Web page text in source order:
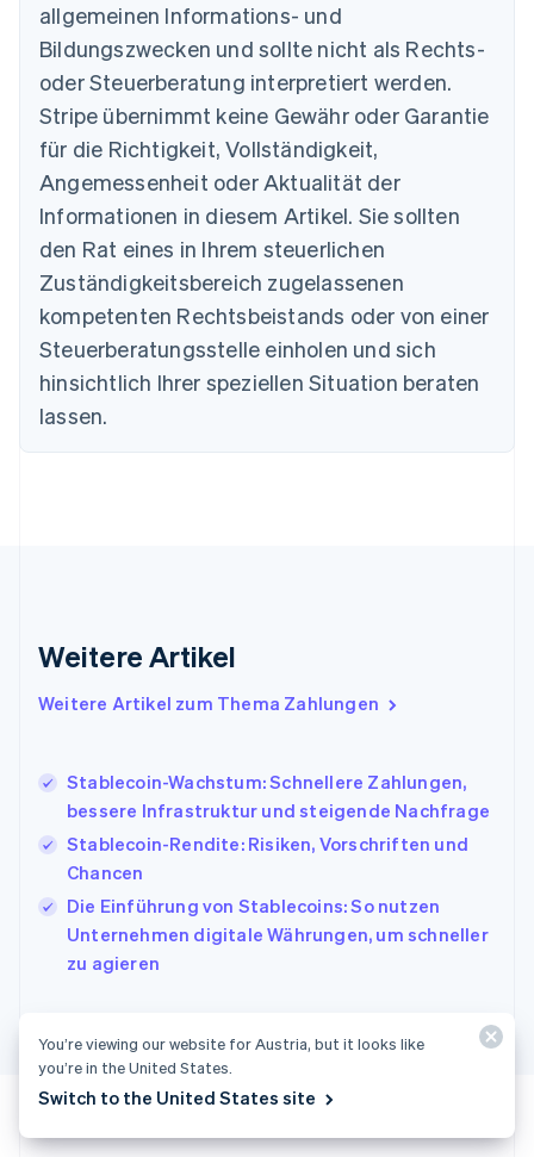
allgemeinen Informations- und
Bildungszwecken und sollte nicht als Rechts-
oder Steuerberatung interpretiert werden.
Stripe übernimmt keine Gewähr oder Garantie
für die Richtigkeit, Vollständigkeit,
Angemessenheit oder Aktualität der
Informationen in diesem Artikel. Sie sollten
den Rat eines in Ihrem steuerlichen
Zuständigkeitsbereich zugelassenen
kompetenten Rechtsbeistands oder von einer
Steuerberatungsstelle einholen und sich
hinsichtlich Ihrer speziellen Situation beraten
lassen.
Weitere Artikel
Weitere Artikel zum Thema Zahlungen
Stablecoin-Wachstum: Schnellere Zahlungen,
bessere Infrastruktur und steigende Nachfrage
Stablecoin-Rendite: Risiken, Vorschriften und
Chancen
Die Einführung von Stablecoins: So nutzen
Unternehmen digitale Währungen, um schneller
zu agieren
Australien
English
Belgien
Nederlands Français DeutschEnglish
Brasilien
PortuguêsEnglish
English
Dänemark
English
Deutschland
Deutsch English
Estland
Festlandchina
简体中文English
Finnland
English
Frankreich
Irland
Italien
日本語 English
EnglishFrançais
Kroatien
EnglishItaliano
English
Liechtenstein
DeutschEnglish
Luxemburg
Français DeutschEnglish
English 简体中文
You’re viewing our website for Austria, but it looks like
you’re in the United States.
Switch to the United States site